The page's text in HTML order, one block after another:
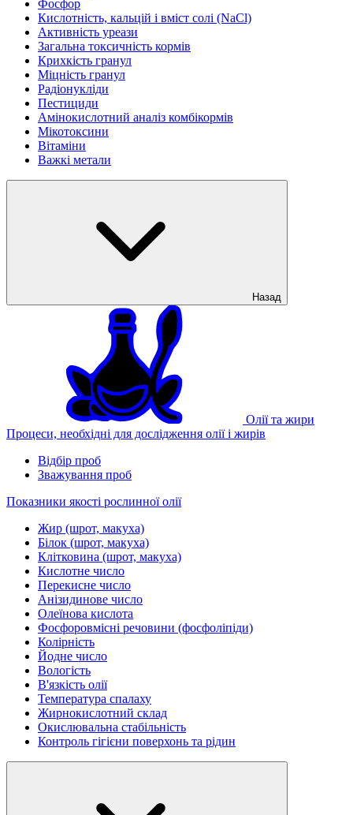
Фосфор
Кислотність, кальцій і вміст солі (NaCl)
Активність уреази
Загальна токсичність кормів
Крихкість гранул
Міцність гранул
Радіонукліди
Пестициди
Амінокислотний аналіз комбікормів
Мікотоксини
Вітаміни
Важкі метали
Назад
Олії та жири
Процеси, необхідні для дослідження олії і жирів
Відбір проб
Зважування проб
Показники якості рослинної олії
Жир (шрот, макуха)
Білок (шрот, макуха)
Клітковина (шрот, макуха)
Кислотне число
Перекисне число
Анізидинове число
Олеїнова кислота
Фосфоровмісні речовини (фосфоліпіди)
Колірність
Йодне число
Вологість
В'язкість олії
Температура спалаху
Жирнокислотний склад
Окислювальна стабільність
Контроль гігієни поверхонь та рідин